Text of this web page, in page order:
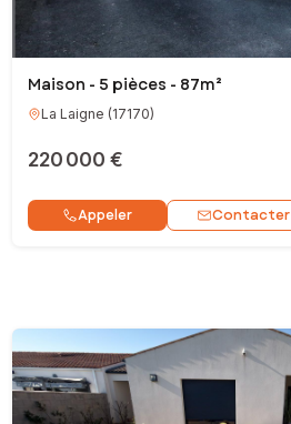
Maison - 5 pièces - 87m²
La Laigne (17170)
220 000 €
Appeler Contacter